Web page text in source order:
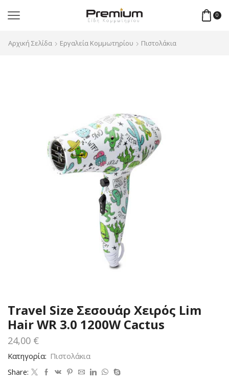
0
Αρχική Σελίδα Εργαλεία Κομμωτηρίου Πιστολάκια
Travel Size Σεσουάρ Χειρός Lim
Hair WR 3.0 1200W Cactus
24,00 €
Κατηγορία: Πιστολάκια
Share: